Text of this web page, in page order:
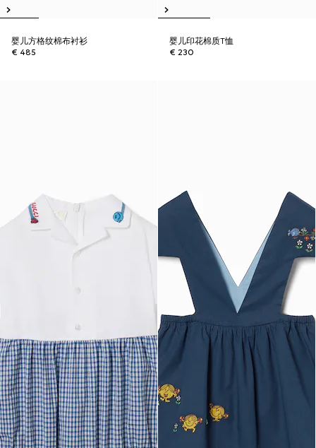
婴儿方格纹棉布衬衫
€ 485
婴儿印花棉质T恤
€ 230